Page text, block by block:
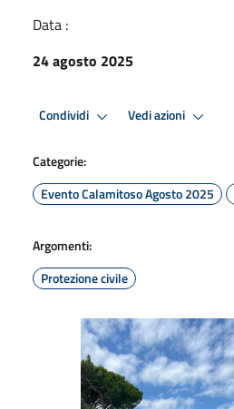
Data :
24 agosto 2025
Condividi Vedi azioni
Categorie:
Evento Calamitoso Agosto 2025
Argomenti:
Protezione civile